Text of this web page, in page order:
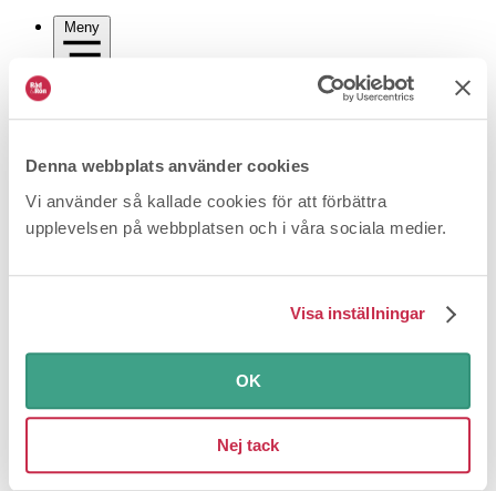
Denna webbplats använder cookies
Vi använder så kallade cookies för att förbättra
upplevelsen på webbplatsen och i våra sociala medier.
Visa inställningar
OK
Nej tack
Meny
Tester och granskningar
Svarta listan
Vardagskunskap
Bluffvarningar
Test: Bodylotion
Köp testet"Bodylotion" för 59